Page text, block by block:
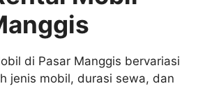
di Pasar Manggis bervariasi
jenis mobil, durasi sewa, dan